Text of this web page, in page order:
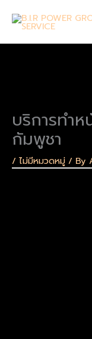
บริการทำ
กัมพูชา
/ ไม่มีหมวดหมู่ / By